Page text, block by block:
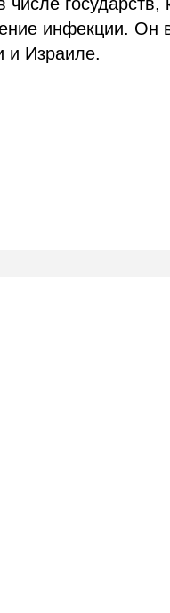
инфекции.
и Израиле.